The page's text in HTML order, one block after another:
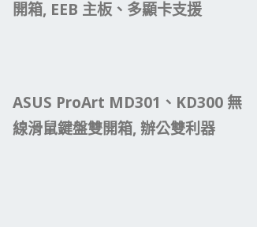
開箱, EEB 主板、多顯卡支援
ASUS ProArt MD301、KD300 無
線滑鼠鍵盤雙開箱, 辦公雙利器